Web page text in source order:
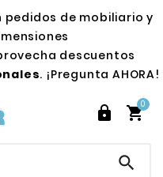
pedidos de mobiliario y
descuentos
. ¡Pregunta AHORA!
 
0
